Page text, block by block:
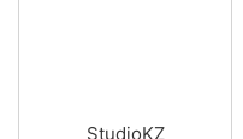
StudioKZ